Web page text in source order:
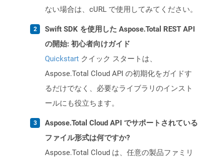
ない場合は、cURL で使用してみてください。
Swift SDK を使用した Aspose.Total REST API
の開始: 初心者向けガイド
Quickstart クイック スタートは、
Aspose.Total Cloud API の初期化をガイドす
るだけでなく、必要なライブラリのインスト
ールにも役立ちます。
Aspose.Total Cloud API でサポートされている
ファイル形式は何ですか?
Aspose.Total Cloud は、任意の製品ファミリ